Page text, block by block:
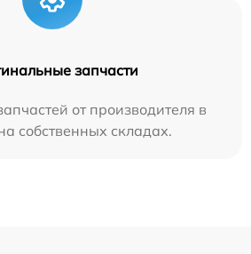
запчасти
от производителя в
собственных складах.